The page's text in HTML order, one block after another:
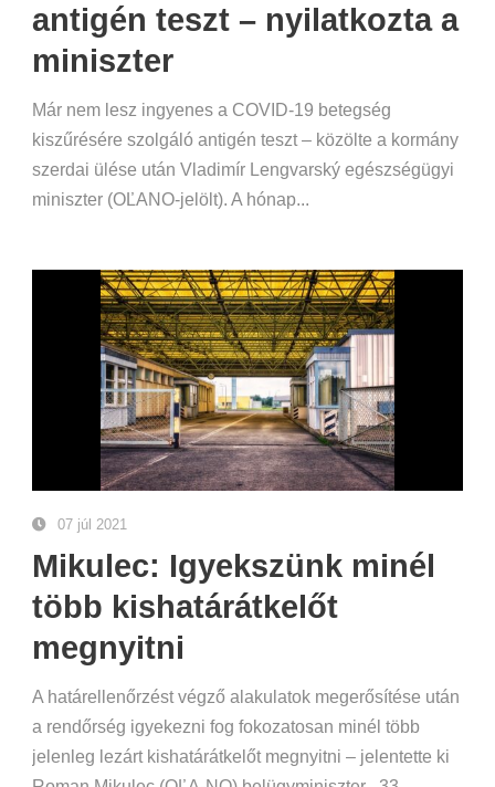
antigén teszt – nyilatkozta a
miniszter
Már nem lesz ingyenes a COVID-19 betegség
kiszűrésére szolgáló antigén teszt – közölte a kormány
szerdai ülése után Vladimír Lengvarský egészségügyi
miniszter (OĽANO-jelölt). A hónap...
07 júl 2021
Mikulec: Igyekszünk minél
több kishatárátkelőt
megnyitni
A határellenőrzést végző alakulatok megerősítése után
a rendőrség igyekezni fog fokozatosan minél több
jelenleg lezárt kishatárátkelőt megnyitni – jelentette ki